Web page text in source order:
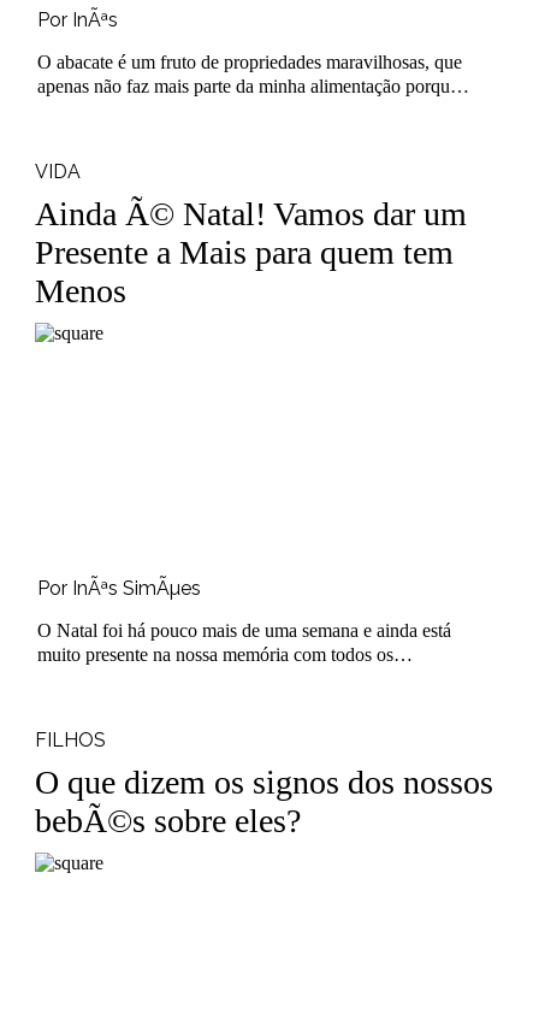
Por InÃªs
O abacate é um fruto de propriedades maravilhosas, que
apenas não faz mais parte da minha alimentação porque
VIDA
Ainda Ã© Natal! Vamos dar um
Presente a Mais para quem tem
Menos
Por InÃªs SimÃµes
O Natal foi há pouco mais de uma semana e ainda está
muito presente na nossa memória com todos os
FILHOS
O que dizem os signos dos nossos
bebÃ©s sobre eles?